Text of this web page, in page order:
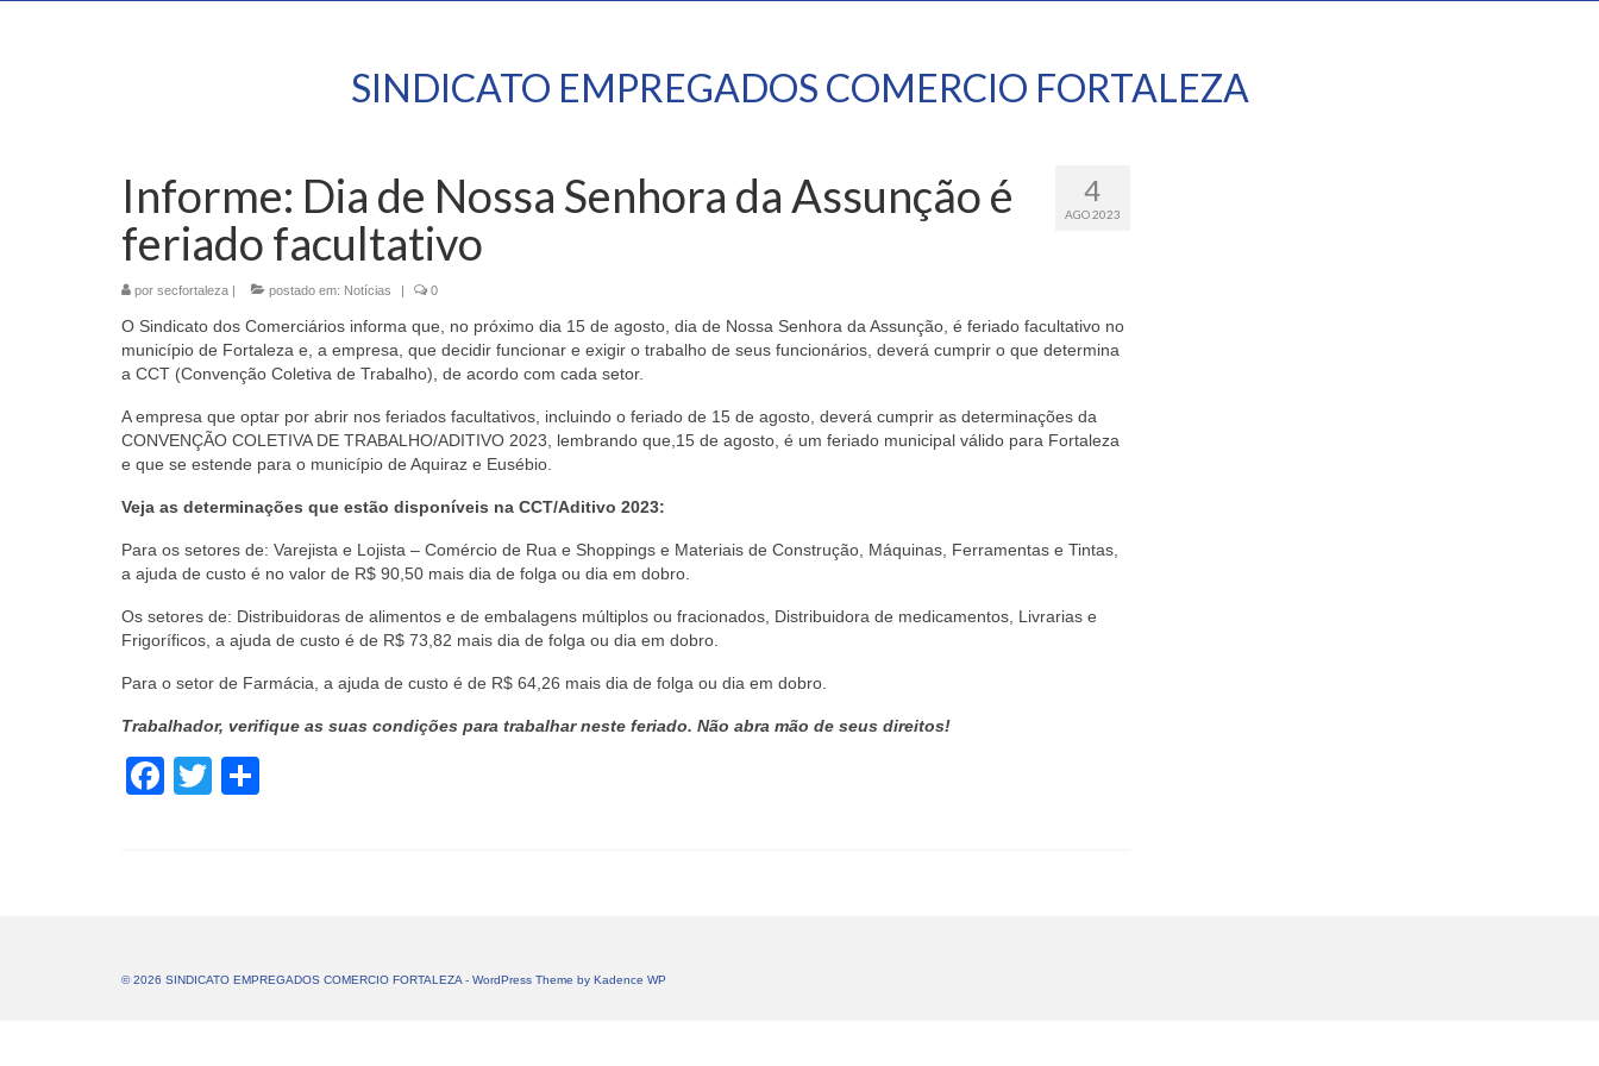
SINDICATO EMPREGADOS COMERCIO FORTALEZA
4
AGO 2023
Informe: Dia de Nossa Senhora da Assunção é
feriado facultativo
por secfortaleza | postado em: Notícias | 0
O Sindicato dos Comerciários informa que, no próximo dia 15 de agosto, dia de Nossa Senhora da Assunção, é feriado facultativo no
município de Fortaleza e, a empresa, que decidir funcionar e exigir o trabalho de seus funcionários, deverá cumprir o que determina
a CCT (Convenção Coletiva de Trabalho), de acordo com cada setor.
A empresa que optar por abrir nos feriados facultativos, incluindo o feriado de 15 de agosto, deverá cumprir as determinações da
CONVENÇÃO COLETIVA DE TRABALHO/ADITIVO 2023, lembrando que,15 de agosto, é um feriado municipal válido para Fortaleza
e que se estende para o município de Aquiraz e Eusébio.
Veja as determinações que estão disponíveis na CCT/Aditivo 2023:
Para os setores de: Varejista e Lojista – Comércio de Rua e Shoppings e Materiais de Construção, Máquinas, Ferramentas e Tintas,
a ajuda de custo é no valor de R$ 90,50 mais dia de folga ou dia em dobro.
Os setores de: Distribuidoras de alimentos e de embalagens múltiplos ou fracionados, Distribuidora de medicamentos, Livrarias e
Frigoríficos, a ajuda de custo é de R$ 73,82 mais dia de folga ou dia em dobro.
Para o setor de Farmácia, a ajuda de custo é de R$ 64,26 mais dia de folga ou dia em dobro.
Trabalhador, verifique as suas condições para trabalhar neste feriado. Não abra mão de seus direitos!
Facebook
Twitter
© 2026 SINDICATO EMPREGADOS COMERCIO FORTALEZA - WordPress Theme by Kadence WP